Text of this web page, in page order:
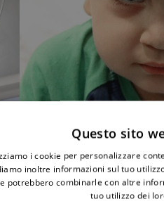
Questo sito
i cookie per personalizzare
inoltre informazioni sul tuo
potrebbero combinarle con altre
tuo utilizzo dei